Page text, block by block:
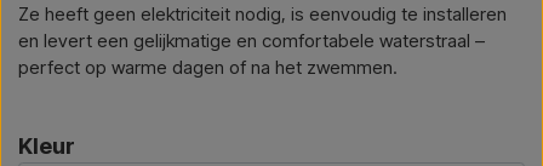
Ze heeft geen elektriciteit nodig, is eenvoudig te installeren
en levert een gelijkmatige en comfortabele waterstraal –
perfect op warme dagen of na het zwemmen.
Kleur